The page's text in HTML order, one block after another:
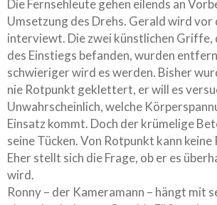
Die Fernsehleute gehen eilends an
Umsetzung des Drehs. Gerald wird vor
interviewt. Die zwei künstlichen Griffe,
des Einstiegs befanden, wurden
schwieriger wird es werden. Bisher
nie Rotpunkt geklettert, er will es
Unwahrscheinlich, welche
Einsatz kommt. Doch der krümelige
seine Tücken. Von Rotpunkt kann keine
Eher stellt sich die Frage, ob er es
wird.
Ronny – der Kameramann – hängt mit